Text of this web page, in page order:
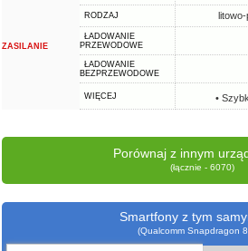
ZASILANIE
RODZAJ
ŁADOWANIE
PRZEWODOWE
ŁADOWANIE
BEZPRZEWODOWE
WIĘCEJ •
Porównaj z innym
(łącznie - 6070)
Smartfony z tym
(Qualcomm Snapdragon